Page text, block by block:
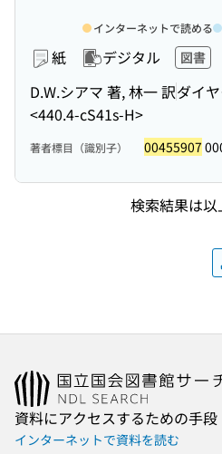
紙 デジタル 図書
D.W.シアマ 著, 林一 訳ダイ
<440.4-cS41s-H>
インターネットで読める
著者標目（識別子） 00455907
検索結果は以
資料にアクセスするための手段
インターネットで資料を読む